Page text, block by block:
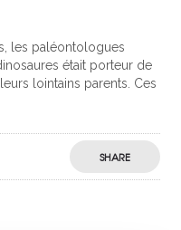
les paléontologues
était porteur de
lointains parents. Ces
SHARE